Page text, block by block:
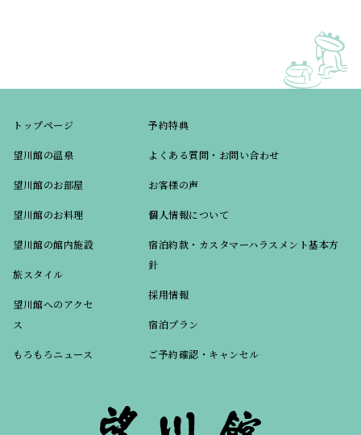
トップページ
望川館の温泉
望川館のお部屋
望川館のお料理
望川館の館内施設
旅スタイル
望川館へのアクセ
ス
もろもろニュース
予約特典
よくある質問・お問い合わせ
お客様の声
個人情報について
宿泊約款・カスタマーハラスメント基本方
針
採用情報
宿泊プラン
ご予約確認・キャンセル